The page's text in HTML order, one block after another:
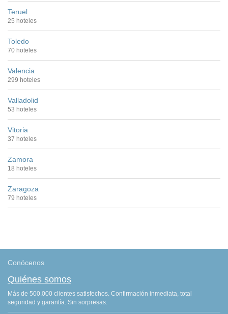
Teruel
25 hoteles
Toledo
70 hoteles
Valencia
299 hoteles
Valladolid
53 hoteles
Vitoria
37 hoteles
Zamora
18 hoteles
Zaragoza
79 hoteles
Conócenos
Quiénes somos
Más de 500.000 clientes satisfechos. Confirmación inmediata, total
seguridad y garantía. Sin sorpresas.